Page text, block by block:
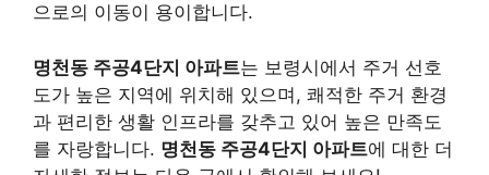
으로의 이동이 용이합니다.
명천동 주공4단지 아파트는 보령시에서 주거 선호
도가 높은 지역에 위치해 있으며, 쾌적한 주거 환경
과 편리한 생활 인프라를 갖추고 있어 높은 만족도
를 자랑합니다. 명천동 주공4단지 아파트에 대한 더